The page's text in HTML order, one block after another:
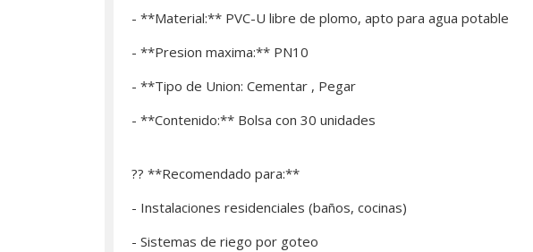
- **Material:** PVC-U libre de plomo, apto para agua potable
- **Presion maxima:** PN10
- **Tipo de Union: Cementar , Pegar
- **Contenido:** Bolsa con 30 unidades
?? **Recomendado para:**
- Instalaciones residenciales (baños, cocinas)
- Sistemas de riego por goteo